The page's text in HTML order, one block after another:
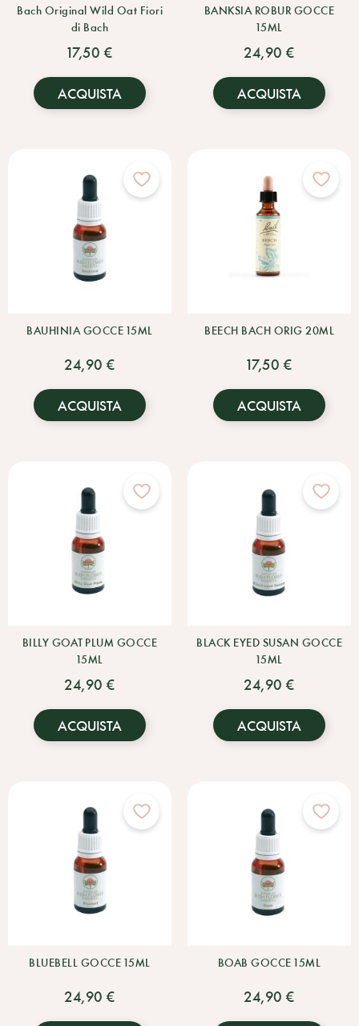
Bach Original Wild Oat Fiori
di Bach
17,50 €
ACQUISTA
BANKSIA ROBUR GOCCE
15ML
24,90 €
ACQUISTA
BAUHINIA GOCCE 15ML
24,90 €
ACQUISTA
BEECH BACH ORIG 20ML
17,50 €
ACQUISTA
BILLY GOAT PLUM GOCCE
15ML
24,90 €
ACQUISTA
BLACK EYED SUSAN GOCCE
15ML
24,90 €
ACQUISTA
BLUEBELL GOCCE 15ML
24,90 €
BOAB GOCCE 15ML
24,90 €